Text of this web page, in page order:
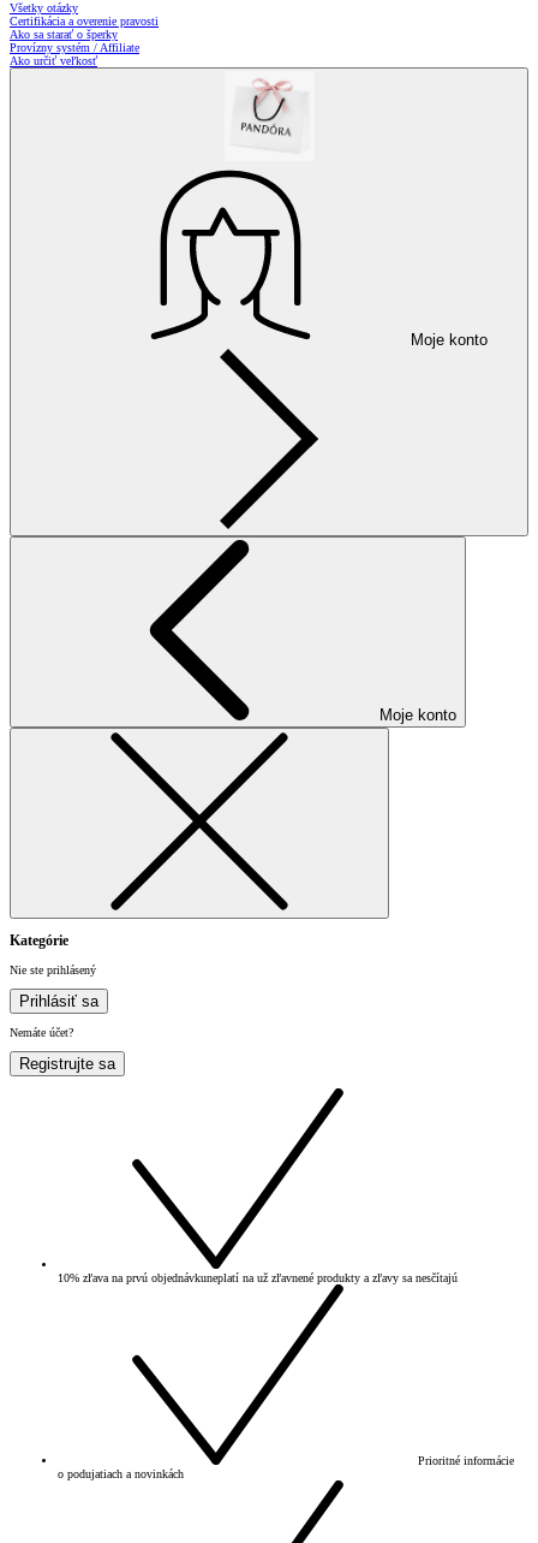
Všetky otázky
Certifikácia a overenie pravosti
Ako sa starať o šperky
Provízny systém / Affiliate
Ako určiť veľkosť
Moje konto
Moje konto
Kategórie
Nie ste prihlásený
Prihlásiť sa
Nemáte účet?
Registrujte sa
10% zľava na prvú objednávkuneplatí na už zľavnené produkty a zľavy sa nesčítajú
Prioritné informácie
o podujatiach a novinkách